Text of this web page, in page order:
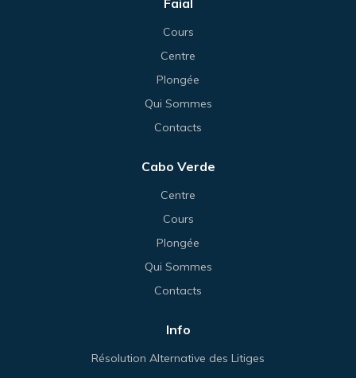
Faial
Cours
Centre
Plongée
Qui Sommes
Contacts
Cabo Verde
Centre
Cours
Plongée
Qui Sommes
Contacts
Info
Résolution Alternative des Litiges